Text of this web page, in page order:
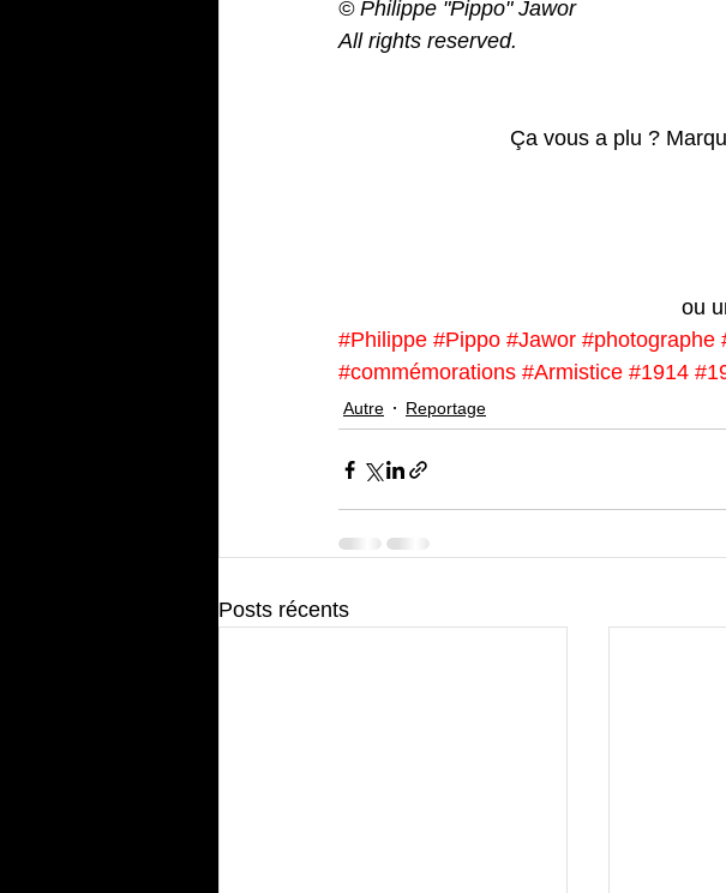
© Philippe "Pippo" Jawor
All rights reserved.
Ça vous a plu ?
ou
#Philippe #Pippo #Jawor #photographe
#commémorations #Armistice #1914
Autre Reportage
Posts récents